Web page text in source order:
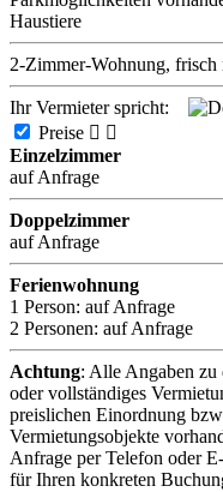
Haustiere
2-Zimmer-Wohnung, frisch
Ihr Vermieter spricht:
Preise  
Einzelzimmer
auf Anfrage
Doppelzimmer
auf Anfrage
Ferienwohnung
1 Person: auf Anfrage
2 Personen: auf Anfrage
Achtung: Alle Angaben zu
oder vollständiges
preislichen Einordnung
Vermietungsobjekte
Anfrage per Telefon oder
für Ihren konkreten